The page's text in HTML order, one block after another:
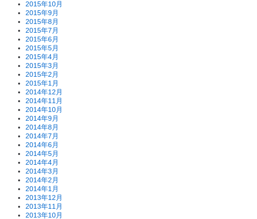
2015年10月
2015年9月
2015年8月
2015年7月
2015年6月
2015年5月
2015年4月
2015年3月
2015年2月
2015年1月
2014年12月
2014年11月
2014年10月
2014年9月
2014年8月
2014年7月
2014年6月
2014年5月
2014年4月
2014年3月
2014年2月
2014年1月
2013年12月
2013年11月
2013年10月